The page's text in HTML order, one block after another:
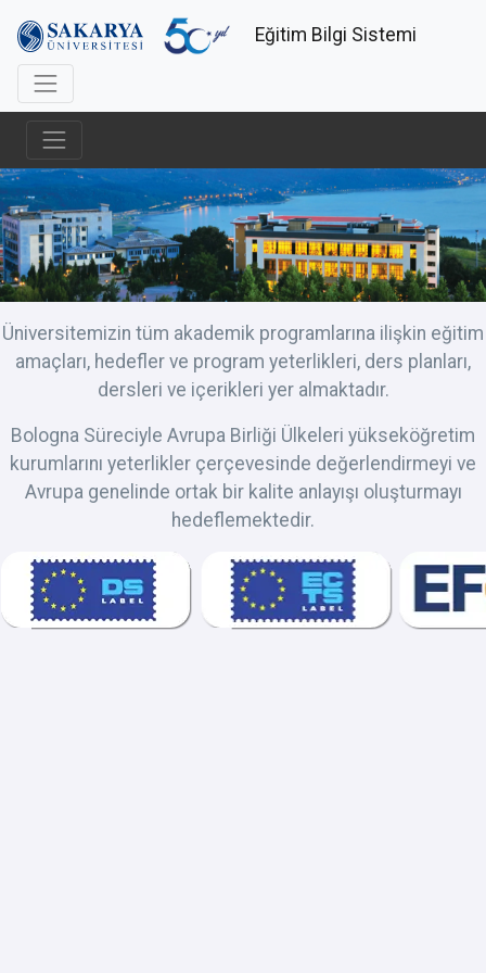
Eğitim Bilgi Sistemi
Üniversitemizin tüm akademik programlarına ilişkin eğitim
amaçları, hedefler ve program yeterlikleri, ders planları,
dersleri ve içerikleri yer almaktadır.
Bologna Süreciyle Avrupa Birliği Ülkeleri yükseköğretim
kurumlarını yeterlikler çerçevesinde değerlendirmeyi ve
Avrupa genelinde ortak bir kalite anlayışı oluşturmayı
hedeflemektedir.